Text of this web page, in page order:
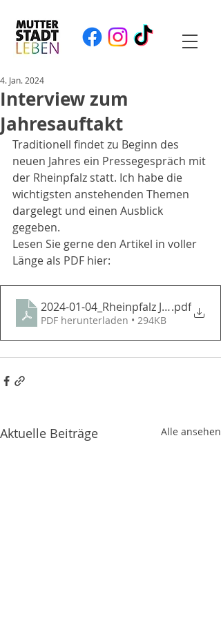
Interview zum
Jahresauftakt
4. Jan. 2024
Traditionell findet zu Beginn des
neuen Jahres ein Pressegespräch mit
der Rheinpfalz statt. Ich habe die
wichtigsten anstehenden Themen
dargelegt und einen Ausblick
gegeben.
Lesen Sie gerne den Artikel in voller
Länge als PDF hier:
2024-01-04_Rheinpfalz Jahresauftakt
.pdf
PDF herunterladen • 294KB
Aktuelle Beiträge Alle ansehen